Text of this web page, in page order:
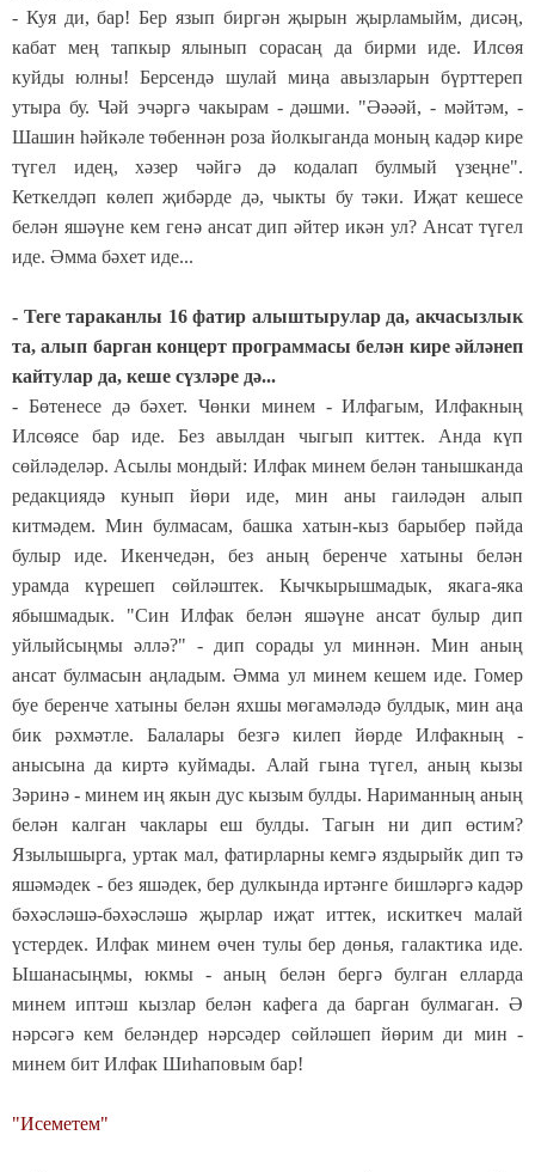
- Куя ди, бар! Бер язып биргән җырын җырламыйм, дисәң,
кабат мең тапкыр ялынып сорасаң да бирми иде. Илсөя
куйды юлны! Берсендә шулай миңа авызларын бүрттереп
утыра бу. Чәй эчәргә чакырам - дәшми. "Әәәәй, - мәйтәм, -
Шашин һәйкәле төбеннән роза йолкыганда моның кадәр кире
түгел идең, хәзер чәйгә дә кодалап булмый үзеңне".
Кеткелдәп көлеп җибәрде дә, чыкты бу тәки. Иҗат кешесе
белән яшәүне кем генә ансат дип әйтер икән ул? Ансат түгел
иде. Әмма бәхет иде...
- Теге тараканлы 16 фатир алыштырулар да, акчасызлык
та, алып барган концерт программасы белән кире әйләнеп
кайтулар да, кеше сүзләре дә...
- Бөтенесе дә бәхет. Чөнки минем - Илфагым, Илфакның
Илсөясе бар иде. Без авылдан чыгып киттек. Анда күп
сөйләделәр. Асылы мондый: Илфак минем белән танышканда
редакциядә кунып йөри иде, мин аны гаиләдән алып
китмәдем. Мин булмасам, башка хатын-кыз барыбер пәйда
булыр иде. Икенчедән, без аның беренче хатыны белән
урамда күрешеп сөйләштек. Кычкырышмадык, якага-яка
ябышмадык. "Син Илфак белән яшәүне ансат булыр дип
уйлыйсыңмы әллә?" - дип сорады ул миннән. Мин аның
ансат булмасын аңладым. Әмма ул минем кешем иде. Гомер
буе беренче хатыны белән яхшы мөгамәләдә булдык, мин аңа
бик рәхмәтле. Балалары безгә килеп йөрде Илфакның -
анысына да киртә куймады. Алай гына түгел, аның кызы
Зәринә - минем иң якын дус кызым булды. Нариманның аның
белән калган чаклары еш булды. Тагын ни дип өстим?
Язылышырга, уртак мал, фатирларны кемгә яздырыйк дип тә
яшәмәдек - без яшәдек, бер дулкында иртәнге бишләргә кадәр
бәхәсләшә-бәхәсләшә җырлар иҗат иттек, искиткеч малай
үстердек. Илфак минем өчен тулы бер дөнья, галактика иде.
Ышанасыңмы, юкмы - аның белән бергә булган елларда
минем иптәш кызлар белән кафега да барган булмаган. Ә
нәрсәгә кем беләндер нәрсәдер сөйләшеп йөрим ди мин -
минем бит Илфак Шиһаповым бар!
"Исеметем"